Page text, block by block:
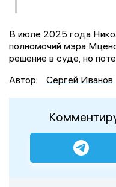
В июле 2025 года
полномочий мэра
решение в суде, но
Автор:
Сергей Иванов